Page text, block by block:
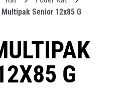
Multipak Senior 12x85 G
G